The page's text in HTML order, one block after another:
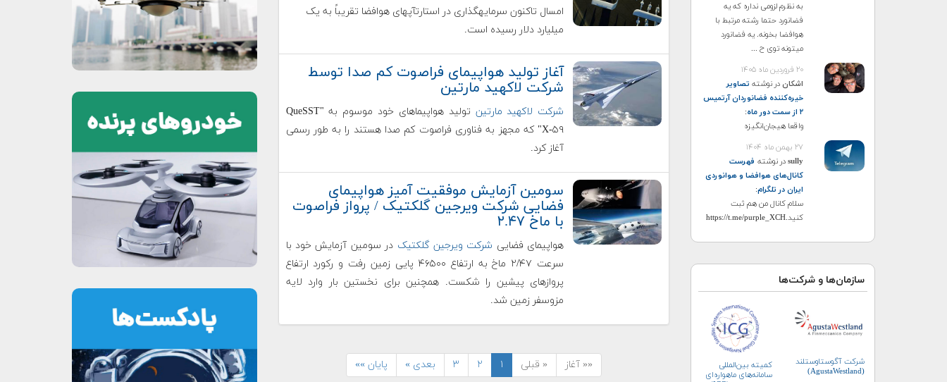
به نظرم لزومی نداره که یه
فضانورد حتما رشته مرتبط با
هوافضا بخونه. یه فضانورد
میتونه توی ح ...
۲۰ فروردین ماه ۱۴۰۵
اشکاندر نوشته تصاویر
خیره‌کننده فضانوردان آرتمیس
۲ از سمت دور ماه
:
واقعا هیجان‌انگیزه
۲۷ بهمن ماه ۱۴۰۴
sullyدر نوشته فهرست
کانال‌های هوافضا و هوانوردی
ایران در تلگرام:
سلام کانال من هم ثبت
کنید.https://t.me/purple_XCH
سازمان‌ها و شرکت‌ها
شرکت آگوستاوستلند
(AgustaWestland)
کمیته بین‌المللی
سامانه‌های ماهواره‌ای
امسال تاکنون سرمایه​گذاری در استارت​آپ​های هوافضا تقریباً به یک
میلیارد دلار رسیده است.
آغاز تولید هواپیمای فراصوت کم صدا توسط
شرکت لاکهید مارتین
شرکت لاکهید مارتین
تولید هواپیماهای خود موسوم به "QueSST
X-۵۹" که مجهز به فناوری فراصوت کم صدا هستند را به طور رسمی
آغاز کرد.
سومین آزمایش موفقیت آمیز هواپیمای
فضایی شرکت ویرجین گلکتیک / پرواز فراصوت
با ماخ ۲.۴۷
هواپیمای فضایی شرکت ویرجین گلکتیک در سومین آزمایش خود با
سرعت ۲/۴۷ ماخ به ارتفاع ۴۶۵۰۰ پایی زمین رفت و رکورد ارتفاع
پروازهای پیشین را شکست. همچنین برای نخستین بار وارد لایه
مزوسفر زمین شد.
«« آغاز « قبلی ۱ ۲ ۳ بعدی » پایان »»